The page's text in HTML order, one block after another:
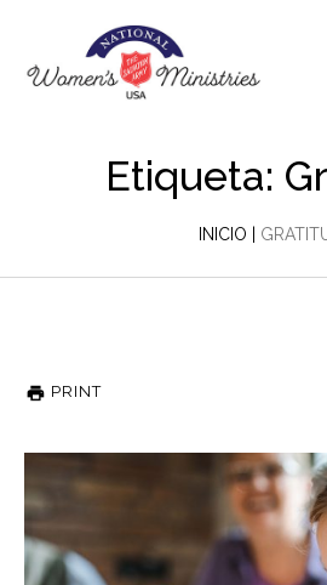
Etiqueta:
INICIO |
PRINT